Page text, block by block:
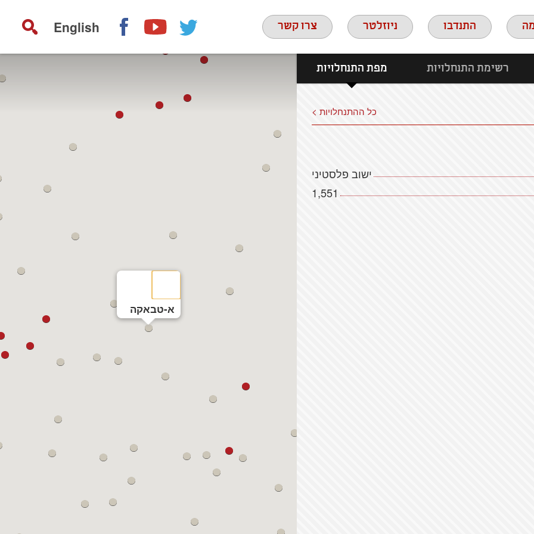
התנדבו ניוזלטר צרו קשר English
רשימת התנחלויות מפת התנחלויות
כל ההתנחלויות >
ישוב פלסטיני
1,551
א-טבאקה